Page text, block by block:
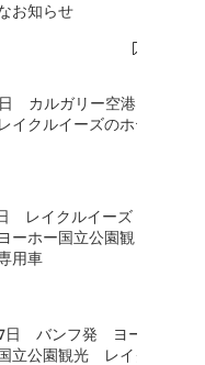
お知らせ
カルガリー空港
イクルイーズのホテ
レイクルイーズ
ホー国立公園観
用車
日 バンフ発 ヨー
立公園観光 レイク